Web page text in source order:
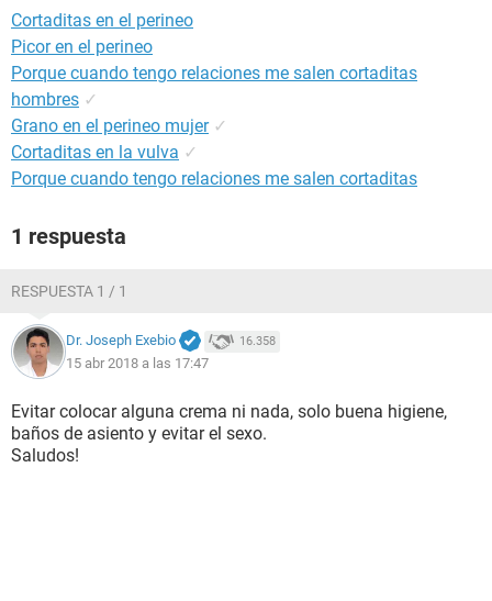
Cortaditas en el perineo
Picor en el perineo
Porque cuando tengo relaciones me salen cortaditas
hombres ✓
Grano en el perineo mujer ✓
Cortaditas en la vulva ✓
Porque cuando tengo relaciones me salen cortaditas
1 respuesta
RESPUESTA 1 / 1
Dr. Joseph Exebio 16.358
15 abr 2018 a las 17:47
Evitar colocar alguna crema ni nada, solo buena higiene,
baños de asiento y evitar el sexo.
Saludos!